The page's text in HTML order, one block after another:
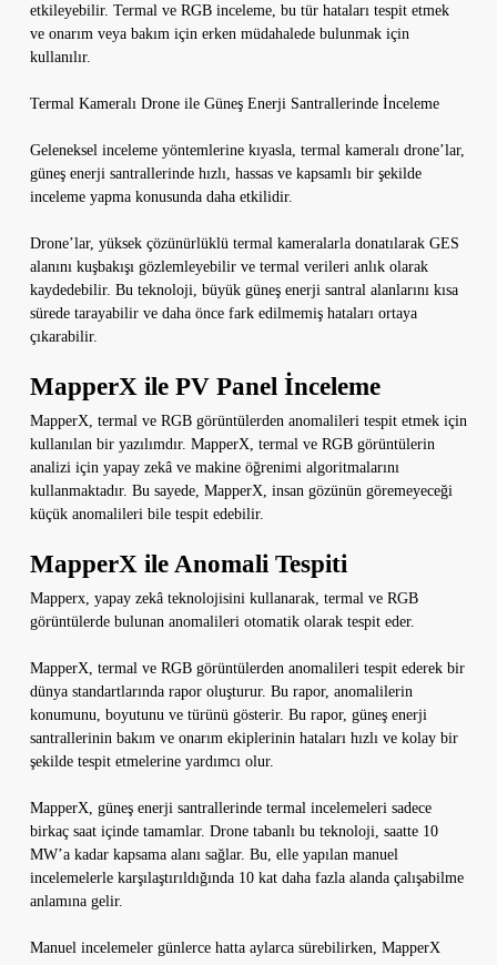
etkileyebilir. Termal ve RGB inceleme, bu tür hataları tespit etmek
ve onarım veya bakım için erken müdahalede bulunmak için
kullanılır.
Termal Kameralı Drone ile Güneş Enerji Santrallerinde İnceleme
Geleneksel inceleme yöntemlerine kıyasla, termal kameralı drone’lar,
güneş enerji santrallerinde hızlı, hassas ve kapsamlı bir şekilde
inceleme yapma konusunda daha etkilidir.
Drone’lar, yüksek çözünürlüklü termal kameralarla donatılarak GES
alanını kuşbakışı gözlemleyebilir ve termal verileri anlık olarak
kaydedebilir. Bu teknoloji, büyük güneş enerji santral alanlarını kısa
sürede tarayabilir ve daha önce fark edilmemiş hataları ortaya
çıkarabilir.
MapperX ile PV Panel İnceleme
MapperX, termal ve RGB görüntülerden anomalileri tespit etmek için
kullanılan bir yazılımdır. MapperX, termal ve RGB görüntülerin
analizi için yapay zekâ ve makine öğrenimi algoritmalarını
kullanmaktadır. Bu sayede, MapperX, insan gözünün göremeyeceği
küçük anomalileri bile tespit edebilir.
MapperX ile Anomali Tespiti
Mapperx, yapay zekâ teknolojisini kullanarak, termal ve RGB
görüntülerde bulunan anomalileri otomatik olarak tespit eder.
MapperX, termal ve RGB görüntülerden anomalileri tespit ederek bir
dünya standartlarında rapor oluşturur. Bu rapor, anomalilerin
konumunu, boyutunu ve türünü gösterir. Bu rapor, güneş enerji
santrallerinin bakım ve onarım ekiplerinin hataları hızlı ve kolay bir
şekilde tespit etmelerine yardımcı olur.
MapperX, güneş enerji santrallerinde termal incelemeleri sadece
birkaç saat içinde tamamlar. Drone tabanlı bu teknoloji, saatte 10
MW’a kadar kapsama alanı sağlar. Bu, elle yapılan manuel
incelemelerle karşılaştırıldığında 10 kat daha fazla alanda çalışabilme
anlamına gelir.
Manuel incelemeler günlerce hatta aylarca sürebilirken, MapperX